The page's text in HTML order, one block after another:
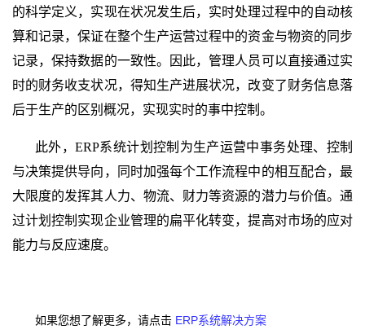
的科学定义，实现在状况发生后，实时处理过程中的自动核
算和记录，保证在整个生产运营过程中的资金与物资的同步
记录，保持数据的一致性。因此，管理人员可以直接通过实
时的财务收支状况，得知生产进展状况，改变了财务信息落
后于生产的区别概况，实现实时的事中控制。
此外，ERP系统计划控制为生产运营中事务处理、控制
与决策提供导向，同时加强每个工作流程中的相互配合，最
大限度的发挥其人力、物流、财力等资源的潜力与价值。通
过计划控制实现企业管理的扁平化转变，提高对市场的应对
能力与反应速度。
如果您想了解更多，请点击 ERP系统解决方案